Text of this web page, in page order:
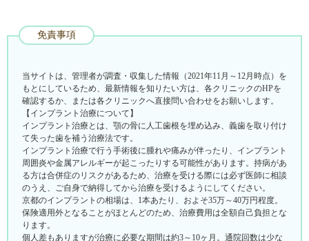
免責事項
当サイトは、管理者が調査・収集した情報（2021年11月～12月時点）を
もとにしているため、最新情報を知りたい方は、各クリニックのHPを
確認するか、または各クリニックへ直接問い合わせをお願いします。
【インプラント治療について】
インプラント治療とは、顎の骨に人工歯根を埋め込み、義歯を取り付け
て失った歯を補う治療法です。
インプラント治療で行う手術後に腫れや痛みが伴ったり、インプラント
周囲炎や金属アレルギーが起こったりする可能性があります。持病があ
る方は合併症のリスクがあるため、治療を受ける際には必ず医師に相談
のうえ、ご自身で納得してから治療を受けるようにしてください。
京都のインプラントの相場は、1本あたり、およそ35万～40万円程度。
保険適用外となることがほとんどのため、治療費用は全額自己負担とな
ります。
個人差もありますが治療に必要な期間は約3～10ヶ月。通院回数は少な